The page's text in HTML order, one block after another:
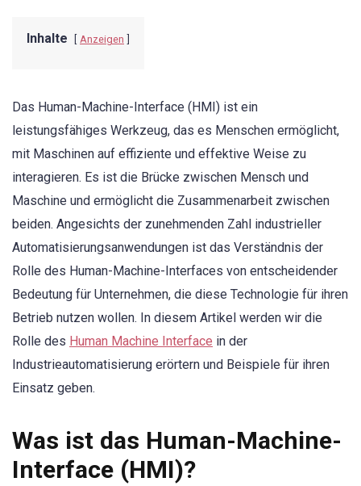
Inhalte Anzeigen
Das Human-Machine-Interface (HMI) ist ein
leistungsfähiges Werkzeug, das es Menschen ermöglicht,
mit Maschinen auf effiziente und effektive Weise zu
interagieren. Es ist die Brücke zwischen Mensch und
Maschine und ermöglicht die Zusammenarbeit zwischen
beiden. Angesichts der zunehmenden Zahl industrieller
Automatisierungsanwendungen ist das Verständnis der
Rolle des Human-Machine-Interfaces von entscheidender
Bedeutung für Unternehmen, die diese Technologie für ihren
Betrieb nutzen wollen. In diesem Artikel werden wir die
Rolle des Human Machine Interface in der
Industrieautomatisierung erörtern und Beispiele für ihren
Einsatz geben.
Was ist das Human-Machine-
Interface (HMI)?